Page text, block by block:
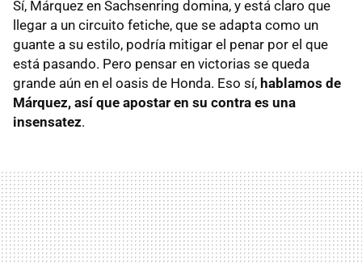
Sí, Márquez en Sachsenring domina, y está claro que
llegar a un circuito fetiche, que se adapta como un
guante a su estilo, podría mitigar el penar por el que
está pasando. Pero pensar en victorias se queda
grande aún en el oasis de Honda. Eso sí, hablamos de
Márquez, así que apostar en su contra es una
insensatez.